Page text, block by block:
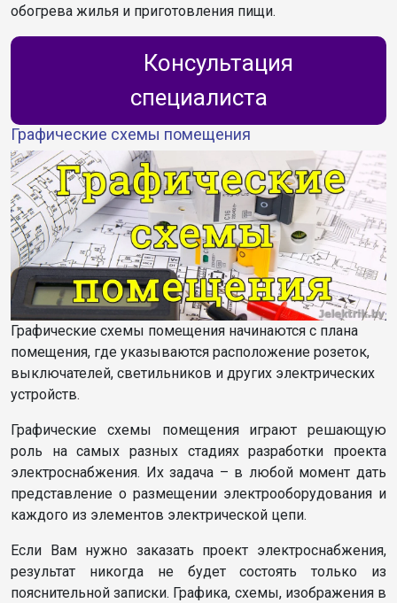
обогрева жилья и приготовления пищи.
Консультация
специалиста
Графические схемы помещения
Графические схемы помещения начинаются с плана
помещения, где указываются расположение розеток,
выключателей, светильников и других электрических
устройств.
Графические схемы помещения играют решающую
роль на самых разных стадиях разработки проекта
электроснабжения. Их задача – в любой момент дать
представление о размещении электрооборудования и
каждого из элементов электрической цепи.
Если Вам нужно заказать проект электроснабжения,
результат никогда не будет состоять только из
пояснительной записки. Графика, схемы, изображения в